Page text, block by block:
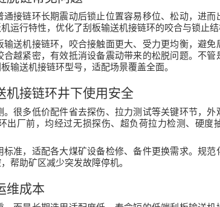
接链环长期震动后锁止位置容易移位、松动，进
运行特性，优化了刮板输送机接链环的咬合与锁止结
输送机接链环，咬合接触面更大、受力更均衡，避
越紧密，有效抵消设备震动带来的松脱问题。不
输送机接链环型号，适配场景覆盖全面。
机接链环井下使用安全
很多低价配件省去探伤、拉力测试等关键环节，
出厂前，均经过无损探伤、超负荷拉力检测、硬度
准，适配各大煤矿设备检修、备件更换需求。规
帮助矿区减少突发故障停机。
维成本